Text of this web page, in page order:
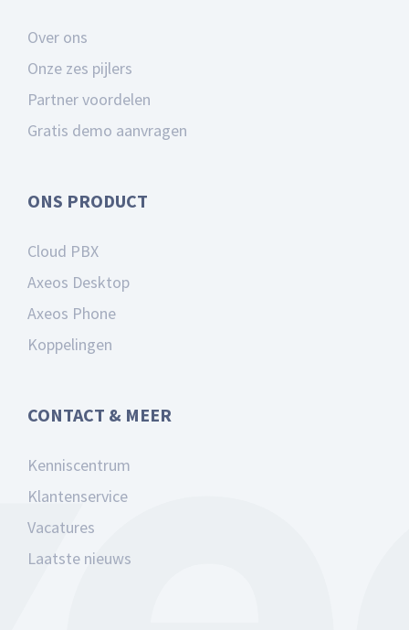
Over ons
Onze zes pijlers
Partner voordelen
Gratis demo aanvragen
ONS PRODUCT
Cloud PBX
Axeos Desktop
Axeos Phone
Koppelingen
CONTACT & MEER
Kenniscentrum
Klantenservice
Vacatures
Laatste nieuws